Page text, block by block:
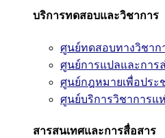
บริการทดสอบและวิชาการ
ศูนย์ทดสอบทางวิชาก
ศูนย์การแปลและการ
ศูนย์กฎหมายเพื่อประ
ศูนย์บริการวิชาการแ
สารสนเทศและการสื่อสาร